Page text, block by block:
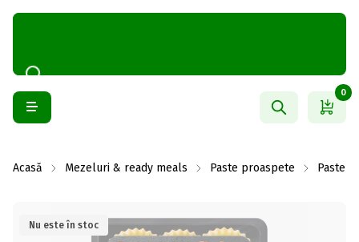
0
Acasă Mezeluri & ready meals Paste proaspete Paste
Nu este în stoc